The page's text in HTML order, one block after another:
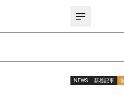
NEWS 新着記事